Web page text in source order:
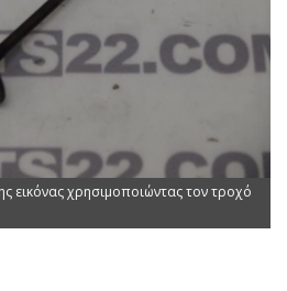
εικόνας χρησιμοποιώντας τον τροχό